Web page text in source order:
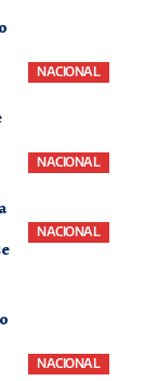
NACIONAL
NACIONAL
NACIONAL
NACIONAL